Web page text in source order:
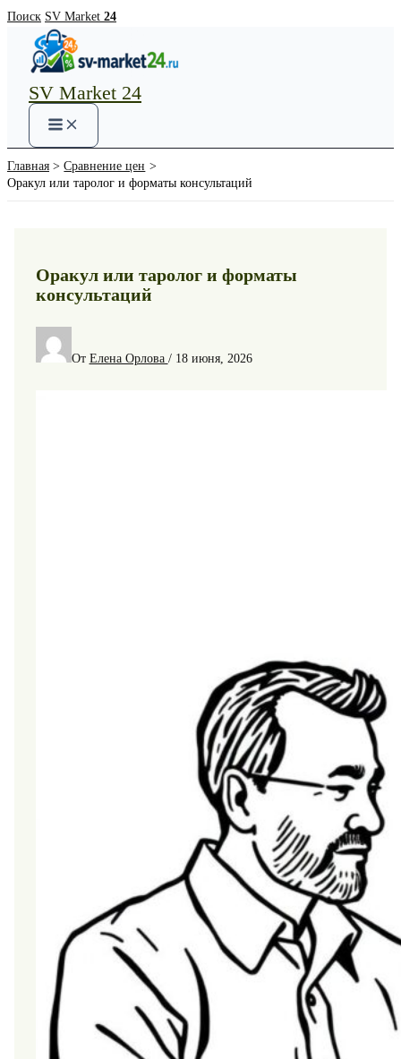
Перейти
содержимому
Поиск SV Market 24
SV Market 24
Main
Menu
Главная
Сравнение цен
Оракул или таролог и форматы консультаций
Оракул или таролог и форматы
консультаций
От Елена Орлова / 18 июня, 2026